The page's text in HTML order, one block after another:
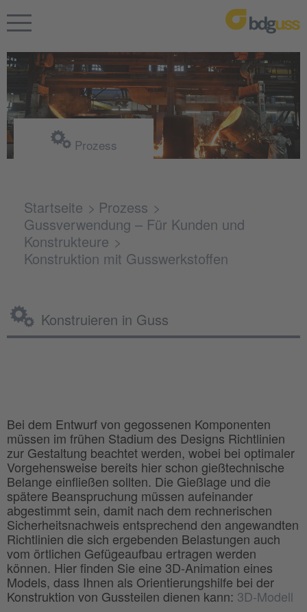
Prozess
Startseite
Prozess
Gussverwendung – Für Kunden und
Konstrukteure
Konstruktion mit Gusswerkstoffen
Konstruieren in Guss
Bei dem Entwurf von gegossenen Komponenten
müssen im frühen Stadium des Designs Richtlinien
zur Gestaltung beachtet werden, wobei bei optimaler
Vorgehensweise bereits hier schon gießtechnische
Belange einfließen sollten. Die Gießlage und die
spätere Beanspruchung müssen aufeinander
abgestimmt sein, damit nach dem rechnerischen
Sicherheitsnachweis entsprechend den angewandten
Richtlinien die sich ergebenden Belastungen auch
vom örtlichen Gefügeaufbau ertragen werden
können. Hier finden Sie eine 3D-Animation eines
Models, dass Ihnen als Orientierungshilfe bei der
Konstruktion von Gussteilen dienen kann: 3D-Modell